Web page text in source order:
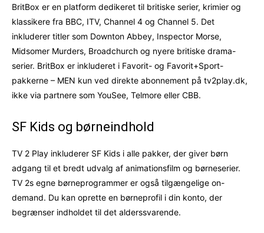
BritBox er en platform dedikeret til britiske serier, krimier og
klassikere fra BBC, ITV, Channel 4 og Channel 5. Det
inkluderer titler som Downton Abbey, Inspector Morse,
Midsomer Murders, Broadchurch og nyere britiske drama-
serier. BritBox er inkluderet i Favorit- og Favorit+Sport-
pakkerne – MEN kun ved direkte abonnement på tv2play.dk,
ikke via partnere som YouSee, Telmore eller CBB.
SF Kids og børneindhold
TV 2 Play inkluderer SF Kids i alle pakker, der giver børn
adgang til et bredt udvalg af animationsfilm og børneserier.
TV 2s egne børneprogrammer er også tilgængelige on-
demand. Du kan oprette en børneprofil i din konto, der
begrænser indholdet til det alderssvarende.